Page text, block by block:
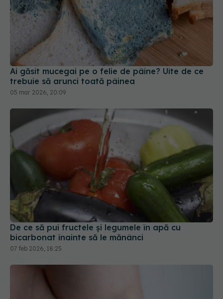
Ai găsit mucegai pe o felie de pâine? Uite de ce
trebuie să arunci toată pâinea
05 mar 2026, 20:09
De ce să pui fructele și legumele în apă cu
bicarbonat înainte să le mănânci
07 feb 2026, 18:25